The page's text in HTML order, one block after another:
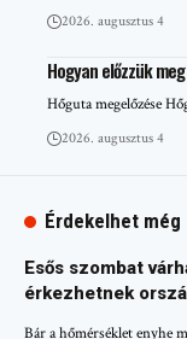
2026. augusztus 4
Hogyan előzzük
Hőguta megelőzése
2026. augusztus 4
Érdekelhet még
Esős szombat
érkezhetnek
Bár a hőmérséklet enyhe